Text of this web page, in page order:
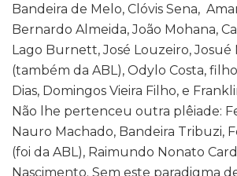
Bandeira de Melo, Clóvis Sena,
Bernardo Almeida, João Mohana,
Lago Burnett, José Louzeiro,
(também da ABL), Odylo Costa,
Dias, Domingos Vieira Filho, e
Não lhe pertenceu outra plêiade:
Nauro Machado, Bandeira Tribuzi,
(foi da ABL), Raimundo Nonato
Nascimento. Sem este paradigma